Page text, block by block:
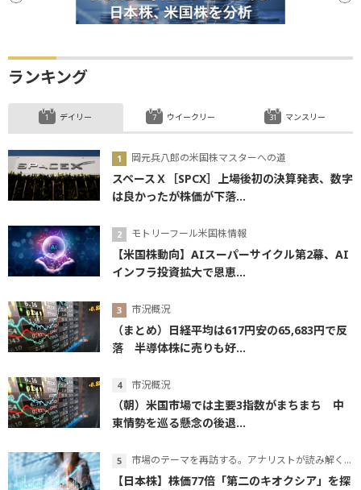
ランキング
デイリー
岡元兵八郎の米国株マスターへの道
スペースＸ［SPCX］上場後初の決算発表、数字
は良かったが株価が下落...
モトリーフール米国株情報
【米国株動向】AIスーパーサイクル第2幕、AI
インフラ投資拡大で恩恵...
市況概況
（まとめ）日経平均は617円安の65,683円で反
落 半導体株に売りも好...
市況概況
（朝）米国市場では主要3指数がまちまち 中
東情勢を巡る懸念の後退...
市場のテーマを再訪する。アナリストが読み解くテーマの本質
【日本株】株価77倍「第二のキオクシア」を探
ウイークリー マンスリー